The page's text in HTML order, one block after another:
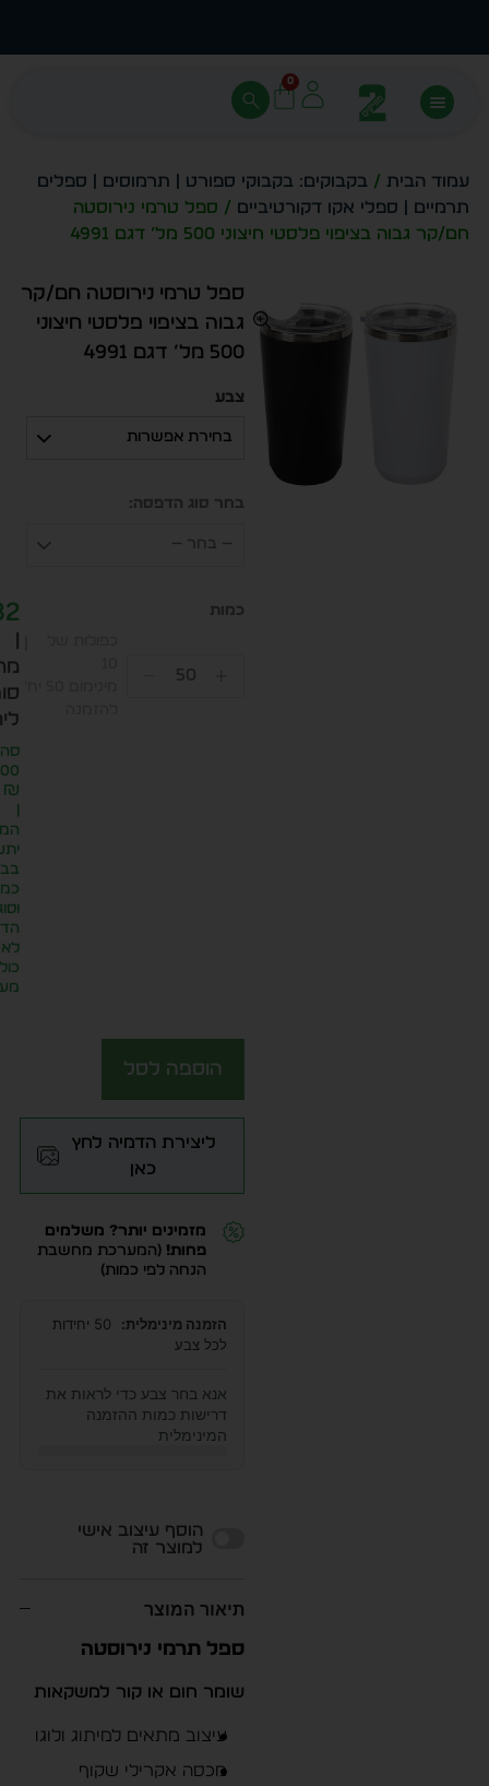
0
עמוד הבית / בקבוקים: בקבוקי ספורט | תרמוסים | ספלים
תרמיים | ספלי אקו דקורטיביים / ספל טרמי נירוסטה
חם/קר גבוה בציפוי פלסטי חיצוני 500 מל’ דגם 4991
ספל טרמי נירוסטה חם/קר
גבוה בציפוי פלסטי חיצוני
500 מל’ דגם 4991
צבע
בחירת אפשרות
בחר סוג הדפסה:
— בחר —
₪
לא
הוספה לסל
ליצירת הדמיה לחץ
כאן
מזמינים יותר? משלמים
פחות! (המערכת מחשבת
הנחה לפי כמות)
הזמנה מינימלית:
50 יחידות
לכל צבע
אנא בחר צבע כדי לראות את
דרישות כמות ההזמנה
המינימלית
הוסף עיצוב אישי
למוצר זה
תיאור המוצר
ספל תרמי נירוסטה
שומר חום או קור למשקאות
עיצוב מתאים למיתוג ולוגו
מכסה אקרילי שקוף